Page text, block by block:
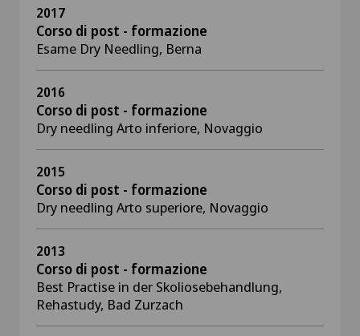
2017
Corso di post - formazione
​Esame Dry Needling, Berna
2016
Corso di post - formazione
Dry needling Arto inferiore, Novaggio
2015
Corso di post - formazione
Dry needling Arto superiore, Novaggio
2013
Corso di post - formazione
Best Practise in der Skoliosebehandlung,
Rehastudy, Bad Zurzach